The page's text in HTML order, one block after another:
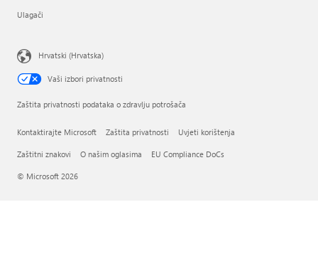
Ulagači
Hrvatski (Hrvatska)
Vaši izbori privatnosti
Zaštita privatnosti podataka o zdravlju potrošača
Kontaktirajte Microsoft Zaštita privatnosti Uvjeti korištenja
Zaštitni znakovi O našim oglasima EU Compliance DoCs
© Microsoft 2026